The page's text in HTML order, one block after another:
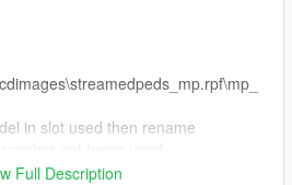
in slot used then rename
Full Description